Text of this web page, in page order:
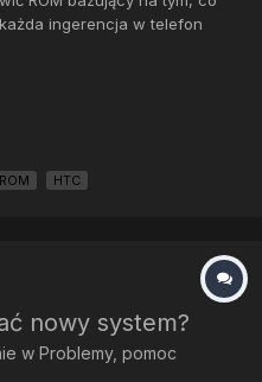
ingerencja w telefon
Instalacja: 1. Robimy tzw.
Reset -Wipe D...
ROM HTC
nowy system?
w Problemy, pomoc